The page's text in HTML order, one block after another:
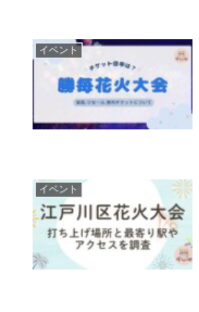
イベント
イベント